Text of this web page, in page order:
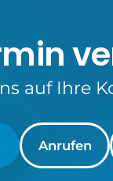
auf Ihre
Anrufen